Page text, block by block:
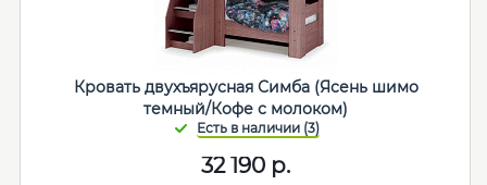
Кровать двухъярусная Симба (Ясень шимо
темный/Кофе с молоком)
32 190 р.